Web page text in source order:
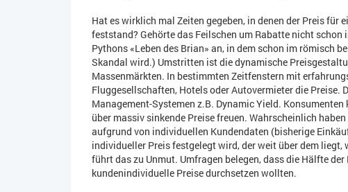
Hat es wirklich mal Zeiten gegeben, in denen der Preis für
feststand? Gehörte das Feilschen um Rabatte nicht
Pythons «Leben des Brian» an, in dem schon im römisch
Skandal wird.) Umstritten ist die dynamische
Massenmärkten. In bestimmten Zeitfenstern mit
Fluggesellschaften, Hotels oder Autovermieter die
Management-Systemen z.B. Dynamic Yield.
über massiv sinkende Preise freuen. Wahrscheinlich
aufgrund von individuellen Kundendaten (bisherige
individueller Preis festgelegt wird, der weit über dem
führt das zu Unmut. Umfragen belegen, dass die Hälfte
kundenindividuelle Preise durchsetzen wollten.